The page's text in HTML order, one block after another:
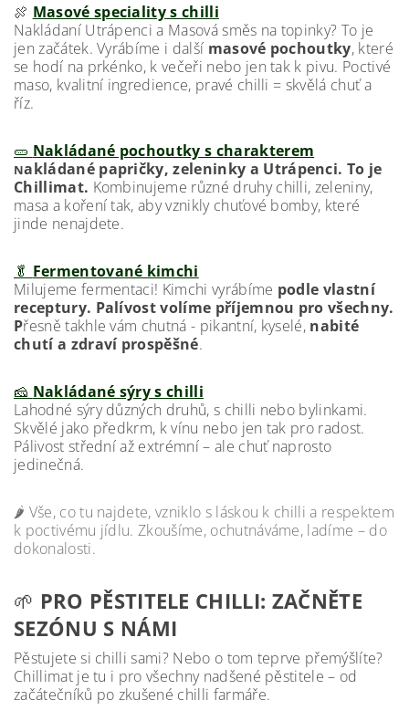
🍖 Masové speciality s chilli
Nakládaní Utrápenci a Masová směs na topinky? To je
jen začátek. Vyrábíme i další masové pochoutky, které
se hodí na prkénko, k večeři nebo jen tak k pivu. Poctivé
maso, kvalitní ingredience, pravé chilli = skvělá chuť a
říz.
🥒 Nakládané pochoutky s charakterem
Nakládané papričky, zeleninky a Utrápenci. To je
Chillimat. Kombinujeme různé druhy chilli, zeleniny,
masa a koření tak, aby vznikly chuťové bomby, které
jinde nenajdete.
🥬 Fermentované kimchi
Milujeme fermentaci! Kimchi vyrábíme podle vlastní
receptury. Palívost volíme příjemnou pro všechny.
Přesně takhle vám chutná - pikantní, kyselé, nabité
chutí a zdraví prospěšné.
🧀 Nakládané sýry s chilli
Lahodné sýry důzných druhů, s chilli nebo bylinkami.
Skvělé jako předkrm, k vínu nebo jen tak pro radost.
Pálivost střední až extrémní – ale chuť naprosto
jedinečná.
🌶️ Vše, co tu najdete, vzniklo s láskou k chilli a respektem
k poctivému jídlu. Zkoušíme, ochutnáváme, ladíme – do
dokonalosti.
🌱 PRO PĚSTITELE CHILLI: ZAČNĚTE
SEZÓNU S NÁMI
Pěstujete si chilli sami? Nebo o tom teprve přemýšlíte?
Chillimat je tu i pro všechny nadšené pěstitele – od
začátečníků po zkušené chilli farmáře.